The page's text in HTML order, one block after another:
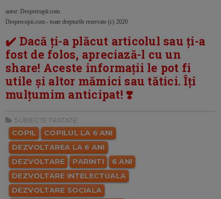
autor: Desprecopii.com
Desprecopii.com - toate drepturile rezervate (c) 2020
✔️ Dacă ți-a plăcut articolul sau ți-a
fost de folos, apreciază-l cu un
share! Aceste informații le pot fi
utile și altor mămici sau tătici. Îți
mulțumim anticipat! ❣️
SUBIECTE TRATATE:
COPIL
COPILUL LA 6 ANI
DEZVOLTAREA LA 6 ANI
DEZVOLTARE
PARINTI
6 ANI
DEZVOLTARE INTELECTUALA
DEZVOLTARE SOCIALA